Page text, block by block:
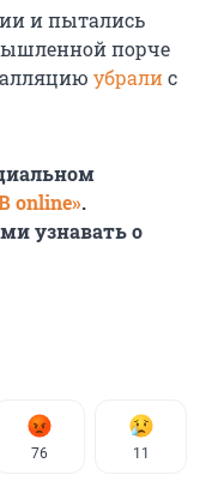
и пытались
порче
убралис
online».
узнавать о
76 11